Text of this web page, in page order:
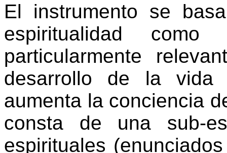
El instrumento se
espiritualidad como
particularmente
desarrollo de la
aumenta la conciencia
consta de una sub-
espirituales